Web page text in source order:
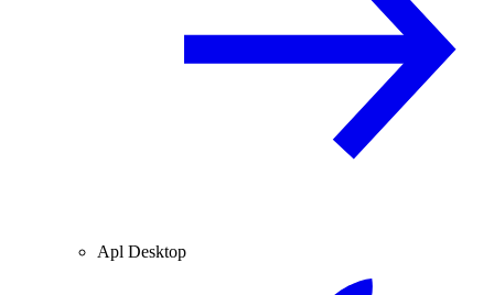
Apl Desktop